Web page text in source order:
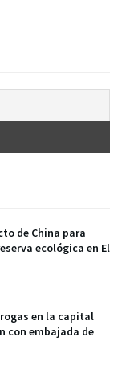
de China para
ecológica en El
en la capital
con embajada de